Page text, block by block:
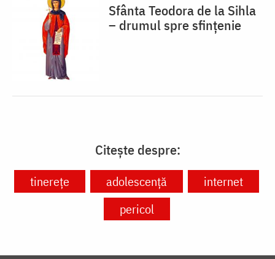
Sfânta Teodora de la Sihla
– drumul spre sfințenie
Citește despre:
tinerețe adolescență
internet
pericol